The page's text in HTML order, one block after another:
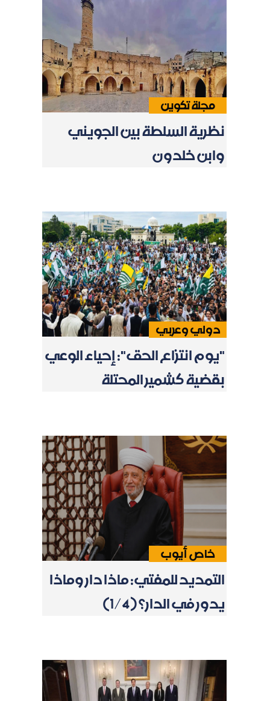
مجلة تكوين
نظرية السلطة بين الجويني
وابن خلدون
دولي وعربي
"يوم انتزاع الحق": إحياء الوعي
بقضية كشمير المحتلة
خاص أيوب
التمديد للمفتي: ماذا دار وماذا
يدور في الدار؟ (1/4)